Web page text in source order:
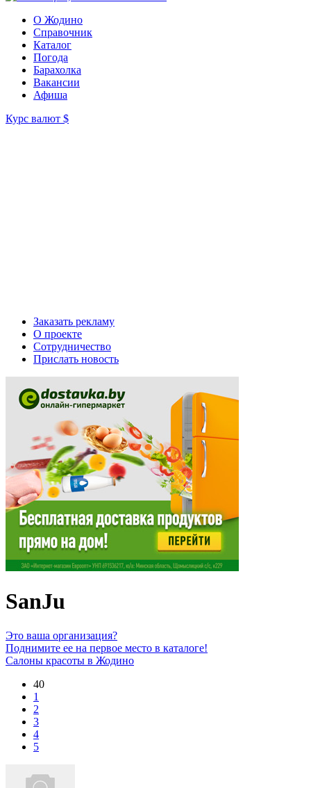
О Жодино
Справочник
Каталог
Погода
Барахолка
Вакансии
Афиша
Курс валют $
Заказать рекламу
О проекте
Сотрудничество
Прислать новость
SanJu
Это ваша организация?
Поднимите ее на первое место в каталоге!
Салоны красоты в Жодино
40
1
2
3
4
5